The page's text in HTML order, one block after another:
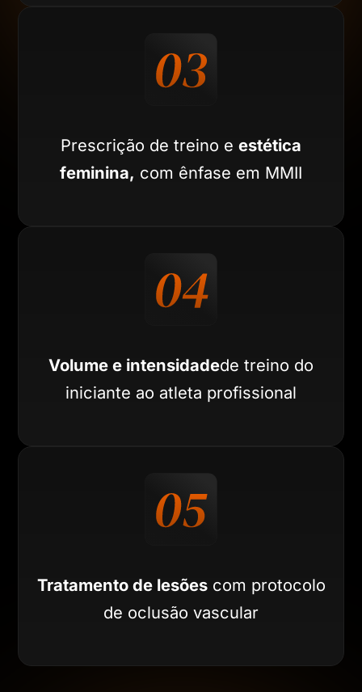
Prescrição de treino e estética
feminina, com ênfase em MMII
Volume e intensidadede treino do
iniciante ao atleta profissional
Tratamento de lesõescom protocolo
de oclusão vascular